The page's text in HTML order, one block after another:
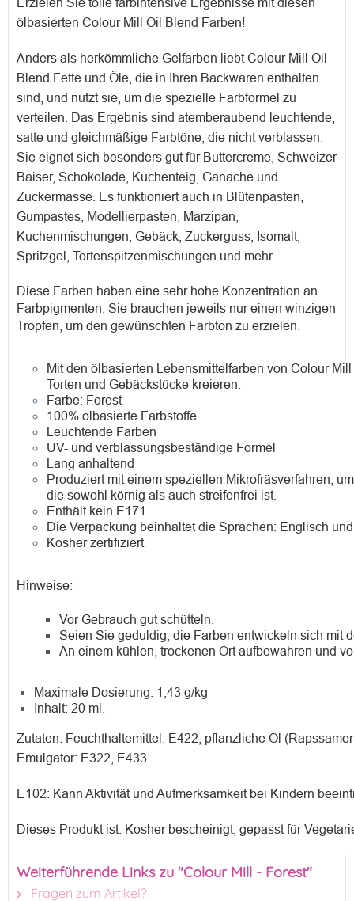
Erzielen Sie tolle farbintensive Ergebnisse mit diesen
ölbasierten Colour Mill Oil Blend Farben!
Anders als herkömmliche Gelfarben liebt Colour Mill Oil
Blend Fette und Öle, die in Ihren Backwaren enthalten
sind, und nutzt sie, um die spezielle Farbformel zu
verteilen. Das Ergebnis sind atemberaubend leuchtende,
satte und gleichmäßige Farbtöne, die nicht verblassen.
Sie eignet sich besonders gut für Buttercreme, Schweizer
Baiser, Schokolade, Kuchenteig, Ganache und
Zuckermasse. Es funktioniert auch in Blütenpasten,
Gumpastes, Modellierpasten, Marzipan,
Kuchenmischungen, Gebäck, Zuckerguss, Isomalt,
Spritzgel, Tortenspitzenmischungen und mehr.
Diese Farben haben eine sehr hohe Konzentration an
Farbpigmenten. Sie brauchen jeweils nur einen winzigen
Tropfen, um den gewünschten Farbton zu erzielen.
Mit den ölbasierten Lebensmittelfarben von Colour
Torten und Gebäckstücke kreieren.
Farbe: Forest
100% ölbasierte Farbstoffe
Leuchtende Farben
UV- und verblassungsbeständige Formel
Lang anhaltend
Produziert mit einem speziellen Mikrofräsverfahren,
die sowohl körnig als auch streifenfrei ist.
Enthält kein E171
Die Verpackung beinhaltet die Sprachen: Englisch
Kosher zertifiziert
Hinweise:
Vor Gebrauch gut schütteln.
Seien Sie geduldig, die Farben entwickeln sich mit
An einem kühlen, trockenen Ort aufbewahren und
Maximale Dosierung: 1,43 g/kg
Inhalt: 20 ml.
Zutaten: Feuchthaltemittel: E422, pflanzliche Öl
Emulgator: E322, E433.
E102: Kann Aktivität und Aufmerksamkeit bei Kindern
Dieses Produkt ist: Kosher bescheinigt, gepasst für
Weiterführende Links zu "Colour Mill - Forest"
Fragen zum Artikel?